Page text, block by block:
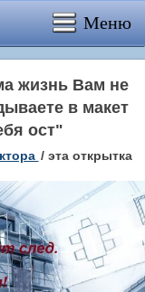
Меню
жизнь Вам не
в макет
ост"
/ эта открытка